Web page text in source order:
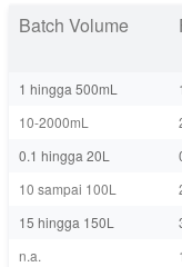
Batch Volume
1 hingga 500mL
10-2000mL
0.1 hingga 20L
10 sampai 100L
15 hingga 150L
n.a.